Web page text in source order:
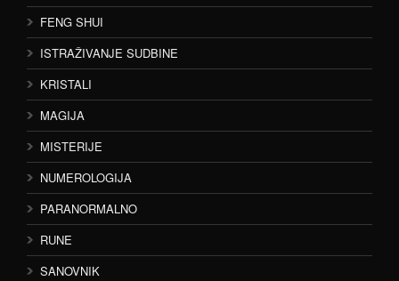
FENG SHUI
ISTRAŽIVANJE SUDBINE
KRISTALI
MAGIJA
MISTERIJE
NUMEROLOGIJA
PARANORMALNO
RUNE
SANOVNIK